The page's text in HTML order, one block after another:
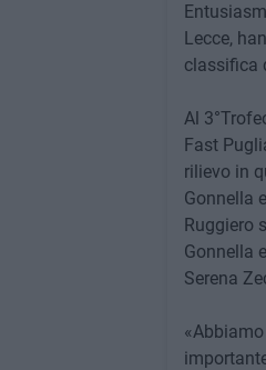
Lecce,
classifica
Al
Fast
rilievo in
Gonnella
Ruggiero
Gonnella
Serena